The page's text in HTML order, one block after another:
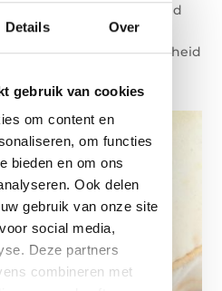
Details Over
gebruik van cookies
om content en
om functies
bieden en om ons
Ook delen
gebruik van onze site
social media,
Deze partners
combineren met
hoofdkussen en een goed
betere nachtrust en
die uw gezondheid